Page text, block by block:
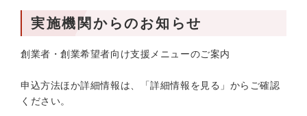
実施機関からのお知らせ
創業者・創業希望者向け支援メニューのご案内
申込方法ほか詳細情報は、「詳細情報を見る」からご確認
ください。